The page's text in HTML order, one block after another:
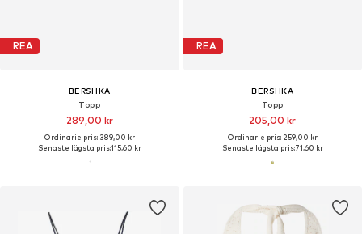
REA
BERSHKA
Topp
289,00 kr
Ordinarie pris: 389,00 kr
Senaste lägsta pris:115,60 kr
REA
BERSHKA
Topp
205,00 kr
Ordinarie pris: 259,00 kr
Senaste lägsta pris:71,60 kr